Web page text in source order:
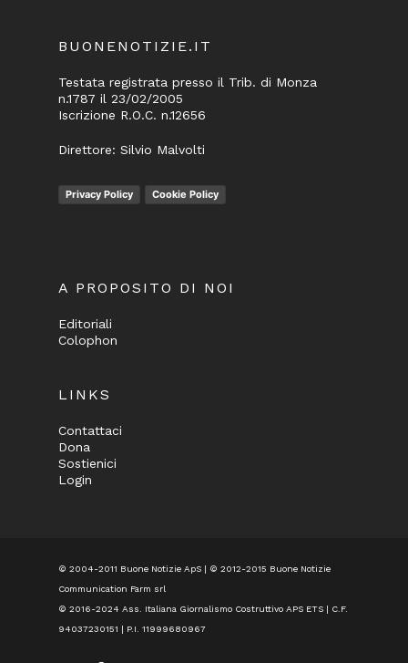
BUONENOTIZIE.IT
Testata registrata presso il Trib. di Monza
n.1787 il 23/02/2005
Iscrizione R.O.C. n.12656
Direttore: Silvio Malvolti
Privacy Policy Cookie Policy
A PROPOSITO DI NOI
Editoriali
Colophon
LINKS
Contattaci
Dona
Sostienici
Login
© 2004-2011 Buone Notizie ApS | © 2012-2015 Buone Notizie
Communication Farm srl
© 2016-2024 Ass. Italiana Giornalismo Costruttivo APS ETS | C.F.
94037230151 | P.I. 11999680967